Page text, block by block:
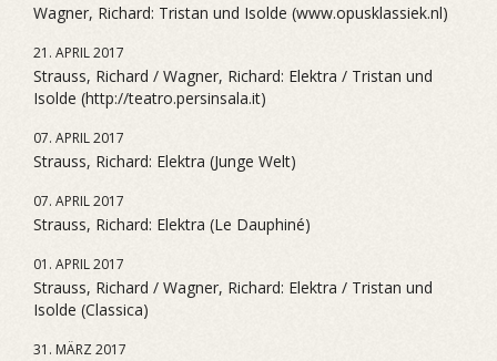
Wagner, Richard: Tristan und Isolde (www.opusklassiek.nl)
21. APRIL 2017
Strauss, Richard / Wagner, Richard: Elektra / Tristan und
Isolde (http://teatro.persinsala.it)
07. APRIL 2017
Strauss, Richard: Elektra (Junge Welt)
07. APRIL 2017
Strauss, Richard: Elektra (Le Dauphiné)
01. APRIL 2017
Strauss, Richard / Wagner, Richard: Elektra / Tristan und
Isolde (Classica)
31. MÄRZ 2017